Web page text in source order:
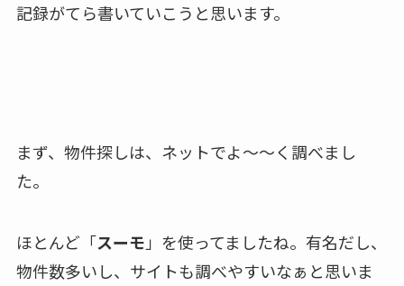
記録がてら書いていこうと思います。
まず、物件探しは、ネットでよ～～く調べまし
た。
ほとんど「スーモ 」を使ってましたね。有名だし、
物件数多いし、サイトも調べやすいなぁと思いま